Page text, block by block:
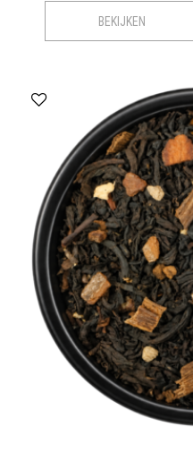
BEKIJKEN